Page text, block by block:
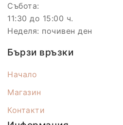
Събота:
11:30 до 15:00 ч.
Неделя: почивен ден
Бързи връзки
Начало
Магазин
Контакти